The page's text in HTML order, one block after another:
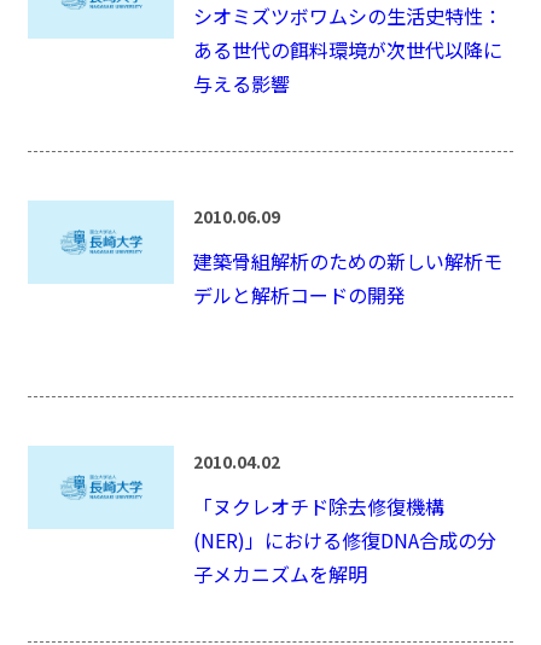
シオミズツボワムシの生活史特性：
ある世代の餌料環境が次世代以降に
与える影響
2010.06.09
建築骨組解析のための新しい解析モ
デルと解析コードの開発
2010.04.02
「ヌクレオチド除去修復機構
(NER)」における修復DNA合成の分
子メカニズムを解明